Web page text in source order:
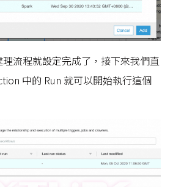
流程就設定完成了，接下來我們直
中的 Run 就可以開始執行這個